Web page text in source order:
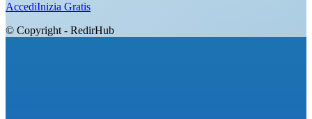
AccediInizia Gratis
© Copyright - RedirHub